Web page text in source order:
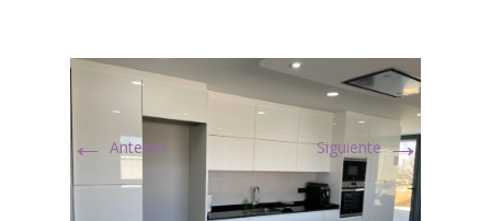
← Anterior Siguiente→